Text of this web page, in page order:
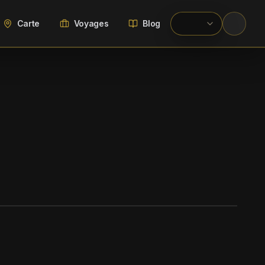
Carte Voyages Blog